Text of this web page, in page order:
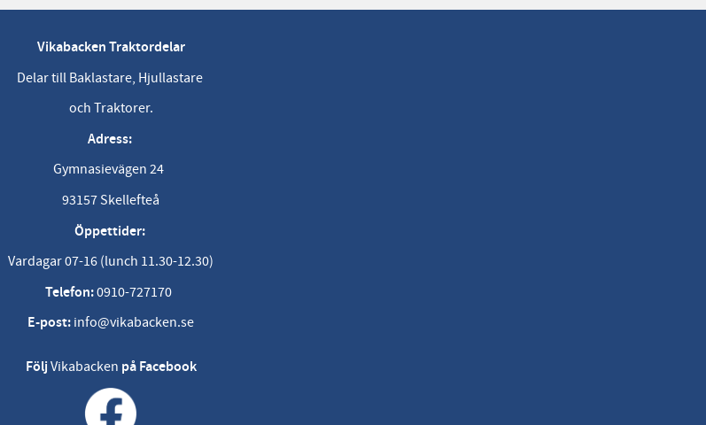
Vikabacken Traktordelar
Delar till Baklastare, Hjullastare
och Traktorer.
Adress:
Gymnasievägen 24
93157 Skellefteå
Öppettider:
Vardagar 07-16 (lunch 11.30-12.30)
Telefon:0910-727170
E-post: info@vikabacken.se
FöljVikabacken på Facebook